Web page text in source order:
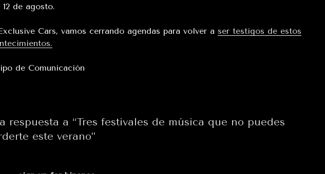
de agosto.
Cars, vamos cerrando agendas para volver a ser testigos de estos
de Comunicación
respuesta a “Tres festivales de música que no puedes
este verano”